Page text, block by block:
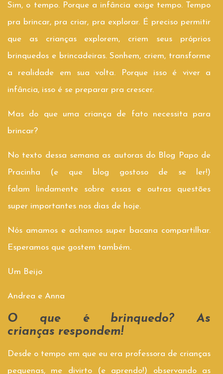
Sim, o tempo. Porque a infância exige tempo. Tempo
pra brincar, pra criar, pra explorar. É preciso permitir
que as crianças explorem, criem seus próprios
brinquedos e brincadeiras. Sonhem, criem, transforme
a realidade em sua volta. Porque isso é viver a
infância, isso é se preparar pra crescer.
Mas do que uma criança de fato necessita para
brincar?
No texto dessa semana as autoras do Blog Papo de
Pracinha (e que blog gostoso de se ler!)
falam lindamente sobre essas e outras questões
super importantes nos dias de hoje.
Nós amamos e achamos super bacana compartilhar.
Esperamos que gostem também.
Um Beijo
Andrea e Anna
O que é brinquedo? As
crianças respondem!
Desde o tempo em que eu era professora de crianças
pequenas, me divirto (e aprendo!) observando as